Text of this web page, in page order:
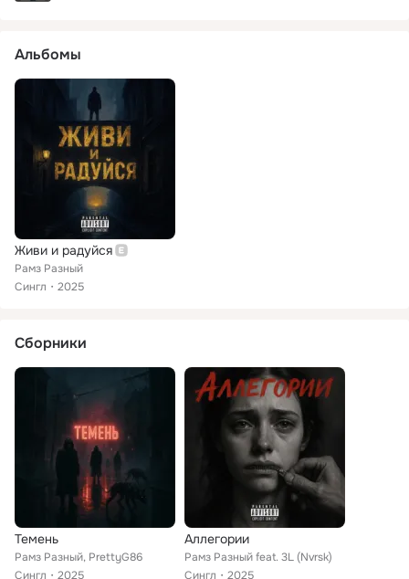
Альбомы
Живи и радуйся
Рамз Разный
Сингл
2025
Сборники
Темень
Рамз Разный, PrettyG86
Сингл
2025
Аллегории
Рамз Разный feat. 3L (Nvrsk)
Сингл
2025